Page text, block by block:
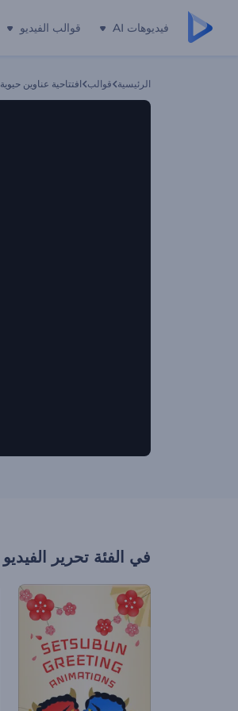
فيديوهات AI قوالب الفيديو
الرئيسية قوالب افتتاحية عناوين حيوية
في الفئة تحرير الفيديو